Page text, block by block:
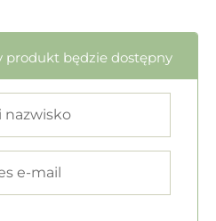
produkt będzie dostępny